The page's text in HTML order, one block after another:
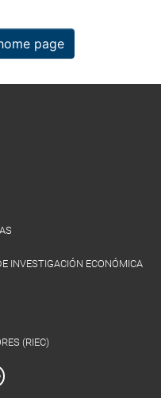
page
INVESTIGACIÓN ECONÓMICA
(RIEC)